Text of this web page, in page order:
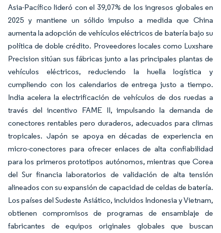
Asia-Pacífico lideró con el 39,07% de los ingresos globales en
2025 y mantiene un sólido impulso a medida que China
aumenta la adopción de vehículos eléctricos de batería bajo su
política de doble crédito. Proveedores locales como Luxshare
Precision sitúan sus fábricas junto a las principales plantas de
vehículos eléctricos, reduciendo la huella logística y
cumpliendo con los calendarios de entrega justo a tiempo.
India acelera la electrificación de vehículos de dos ruedas a
través del incentivo FAME II, impulsando la demanda de
conectores rentables pero duraderos, adecuados para climas
tropicales. Japón se apoya en décadas de experiencia en
micro-conectores para ofrecer enlaces de alta confiabilidad
para los primeros prototipos autónomos, mientras que Corea
del Sur financia laboratorios de validación de alta tensión
alineados con su expansión de capacidad de celdas de batería.
Los países del Sudeste Asiático, incluidos Indonesia y Vietnam,
obtienen compromisos de programas de ensamblaje de
fabricantes de equipos originales globales que buscan